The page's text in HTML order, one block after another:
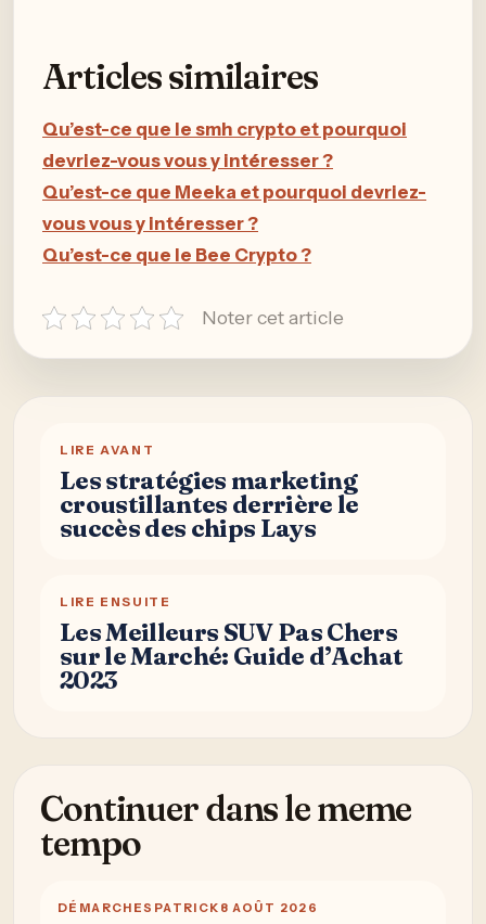
Articles similaires
Qu’est-ce que le smh crypto et pourquoi
devriez-vous vous y intéresser ?
Qu’est-ce que Meeka et pourquoi devriez-
vous vous y intéresser ?
Qu’est-ce que le Bee Crypto ?
Noter cet article
LIRE AVANT
Les stratégies marketing
croustillantes derrière le
succès des chips Lays
LIRE ENSUITE
Les Meilleurs SUV Pas Chers
sur le Marché: Guide d’Achat
2023
Continuer dans le meme
tempo
DÉMARCHES PATRICK 8 AOÛT 2026